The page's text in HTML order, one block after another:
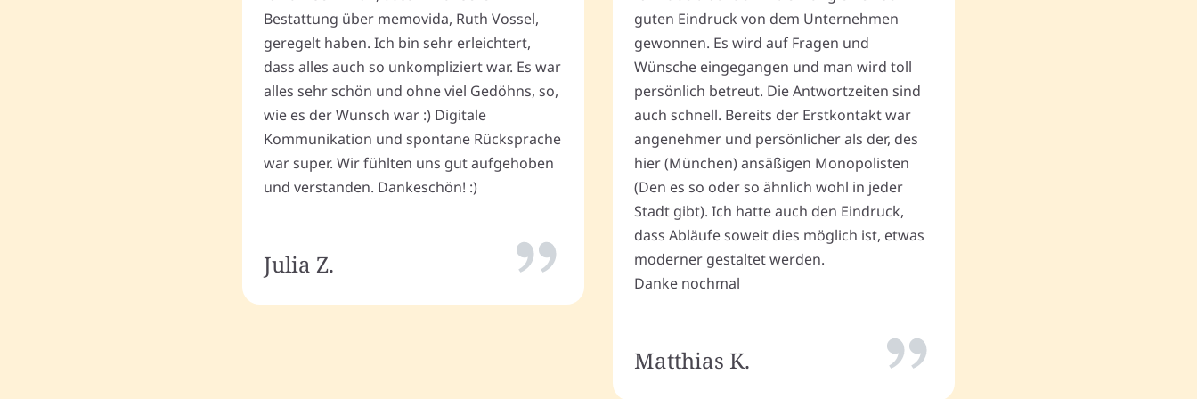
Bestattung über memovida, Ruth Vossel,
geregelt haben. Ich bin sehr erleichtert,
dass alles auch so unkompliziert war. Es war
alles sehr schön und ohne viel Gedöhns, so,
wie es der Wunsch war :) Digitale
Kommunikation und spontane Rücksprache
war super. Wir fühlten uns gut aufgehoben
und verstanden. Dankeschön! :)
Julia Z.
guten Eindruck von dem Unternehmen
gewonnen. Es wird auf Fragen und
Wünsche eingegangen und man wird toll
persönlich betreut. Die Antwortzeiten sind
auch schnell. Bereits der Erstkontakt war
angenehmer und persönlicher als der, des
hier (München) ansäßigen Monopolisten
(Den es so oder so ähnlich wohl in jeder
Stadt gibt). Ich hatte auch den Eindruck,
dass Abläufe soweit dies möglich ist, etwas
moderner gestaltet werden.
Danke nochmal
Matthias K.